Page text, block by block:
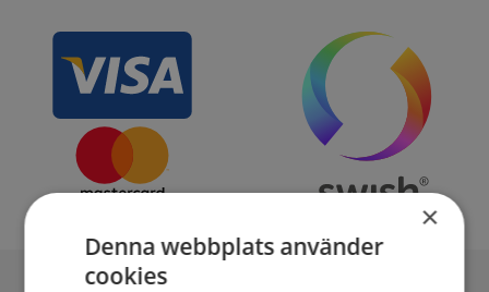
×
Denna webbplats använder
cookies